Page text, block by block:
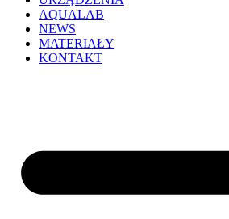
AQUALAB
NEWS
MATERIAŁY
KONTAKT